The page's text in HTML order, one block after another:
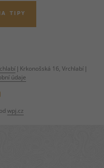
TIPY
| Krkonošská 16, Vrchlabí |
údaje
wpj.cz